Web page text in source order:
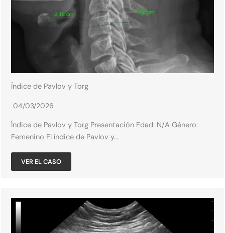
Índice de Pavlov y Torg
04/03/2026
Índice de Pavlov y Torg Presentación Edad: N/A​ Género:
Femenino​ El índice de Pavlov y…
VER EL CASO